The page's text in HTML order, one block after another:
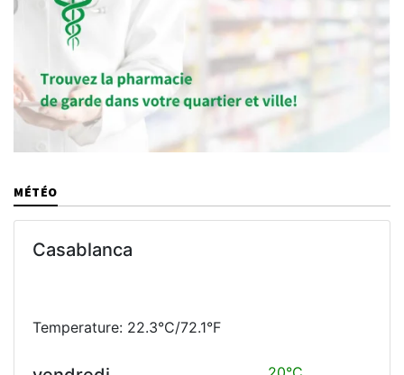
MÉTÉO
Casablanca
Temperature: 22.3°C/72.1°F